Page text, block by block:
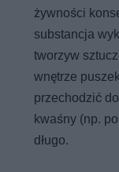
żywności
substancja
tworzyw
wnętrze
przechodzić
kwaśny (np.
długo.